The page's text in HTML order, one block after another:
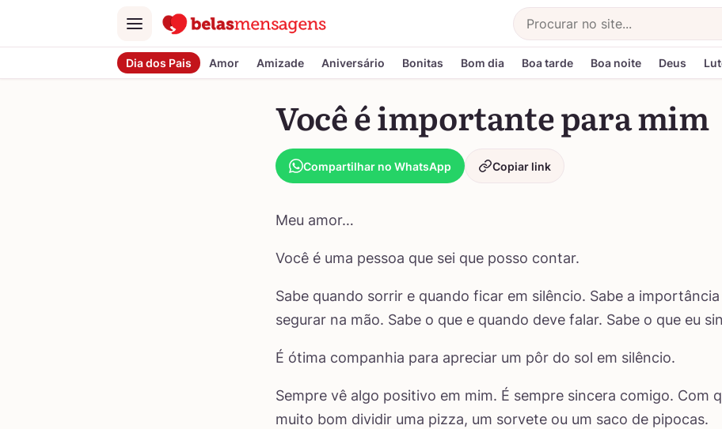
Menu
Buscar
Dia dos Pais Amor Amizade Aniversário Bonitas Bom dia Boa tarde Boa noite Deus
Você é importante para mim
Compartilhar no WhatsApp Copiar link
Meu amor…
Você é uma pessoa que sei que posso contar.
Sabe quando sorrir e quando ficar em silêncio. Sabe a
segurar na mão. Sabe o que e quando deve falar. Sabe o que eu
É ótima companhia para apreciar um pôr do sol em silêncio.
Sempre vê algo positivo em mim. É sempre sincera comigo. Com
muito bom dividir uma pizza, um sorvete ou um saco de pipocas.